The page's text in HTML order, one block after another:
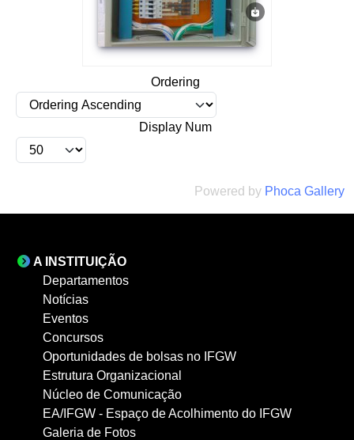
Ordering
Display Num
Powered by Phoca Gallery
A INSTITUIÇÃO
Departamentos
Notícias
Eventos
Concursos
Oportunidades de bolsas no IFGW
Estrutura Organizacional
Núcleo de Comunicação
EA/IFGW - Espaço de Acolhimento do IFGW
Galeria de Fotos